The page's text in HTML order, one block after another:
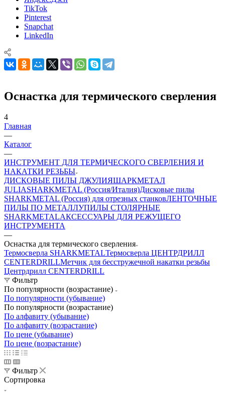
TikTok
Pinterest
Snapchat
LinkedIn
Оснастка для термического сверления
4
Главная
—
Каталог
—
ИНСТРУМЕНТ ДЛЯ ТЕРМИЧЕСКОГО СВЕРЛЕНИЯ И
НАКАТКИ РЕЗЬБЫ
ДИСКОВЫЕ ПИЛЫ ДЖУЛИЯШАРКМЕТАЛ
JULIASHARKMETAL (Россия/Италия)Дисковые пилы
SHARKMETAL (Россия) для отрезных станковЛЕНТОЧНЫЕ
ПИЛЫ ПО МЕТАЛЛУПИЛЫ СТОЛЯРНЫЕ
SHARKMETALАКСЕССУАРЫ ДЛЯ РЕЖУЩЕГО
ИНСТРУМЕНТА
—
Оснастка для термического сверления
Термосверла SHARKMETALТермосверла ЦЕНТРДРИЛЛ
CENTERDRILLМетчик для бесстружечной накатки резьбы
Центрдрилл CENTERDRILL
Фильтр
По популярности (возрастание)
По популярности (убывание)
По популярности (возрастание)
По алфавиту (убывание)
По алфавиту (возрастание)
По цене (убывание)
По цене (возрастание)
Фильтр
Сортировка